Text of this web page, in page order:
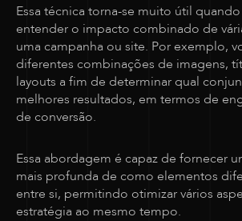
Essa técnica torna-se muito útil
entender o impacto combinado de
uma campanha ou site. Por exemplo,
diferentes combinações de imagens,
layouts a fim de determinar qual
melhores resultados, em termos de
de conversão.
Essa abordagem é capaz de fornecer
mais profunda de como elementos
entre si, permitindo otimizar vários
estratégia ao mesmo tempo.